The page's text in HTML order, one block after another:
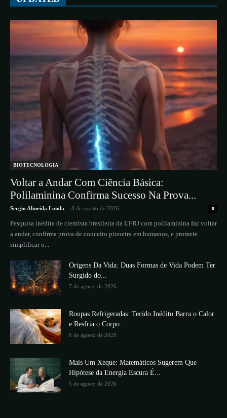
BIOTECNOLOGIA
Voltar a Andar Com Ciência Básica:
Polilaminina Confirma Sucesso Na Prova...
Sergio Almeida Loiola - 8 de agosto de 2026 0
Pesquisa inédita de cientista brasileira da UFRJ com polilaminina faz voltar
a andar, confirma prova de conceito pioneira em humanos, e promete
simplificar o...
Origens Da Vida: Duas Formas de Vida Podem Ter
Surgido do...
7 de agosto de 2026
Roupas Refrigeradas: Tecido Inédito Barra o Calor
e Resfria o Corpo...
6 de agosto de 2026
Mais Um Xeque: Matemáticos Sugerem Que
Hipótese da Energia Escura É...
5 de agosto de 2026